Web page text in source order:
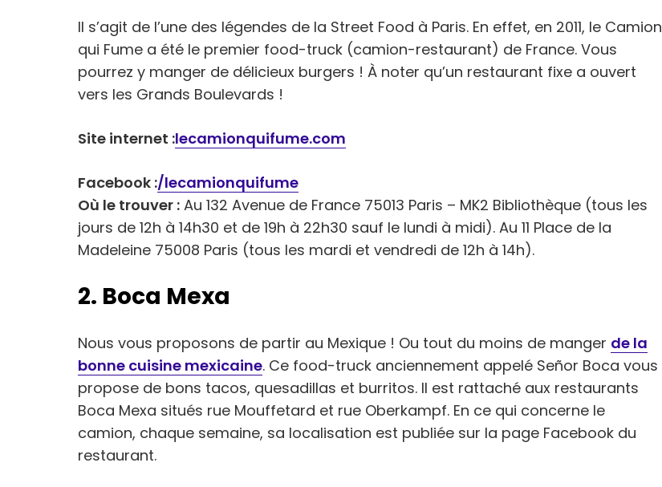
Il s’agit de l’une des légendes de la Street Food à Paris. En effet, en 2011, le Camion
qui Fume a été le premier food-truck (camion-restaurant) de France. Vous
pourrez y manger de délicieux burgers ! À noter qu’un restaurant fixe a ouvert
vers les Grands Boulevards !
Site internet :lecamionquifume.com
Facebook :/lecamionquifume
Où le trouver : Au 132 Avenue de France 75013 Paris – MK2 Bibliothèque (tous les
jours de 12h à 14h30 et de 19h à 22h30 sauf le lundi à midi). Au 11 Place de la
Madeleine 75008 Paris (tous les mardi et vendredi de 12h à 14h).
2. Boca Mexa
Nous vous proposons de partir au Mexique ! Ou tout du moins de manger de la
bonne cuisine mexicaine. Ce food-truck anciennement appelé Señor Boca vous
propose de bons tacos, quesadillas et burritos. Il est rattaché aux restaurants
Boca Mexa situés rue Mouffetard et rue Oberkampf. En ce qui concerne le
camion, chaque semaine, sa localisation est publiée sur la page Facebook du
restaurant.